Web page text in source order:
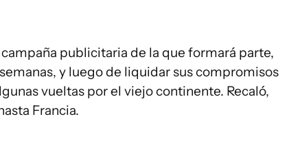
publicitaria de la que formará parte,
y luego de liquidar sus compromisos
vueltas por el viejo continente. Recaló,
Francia.